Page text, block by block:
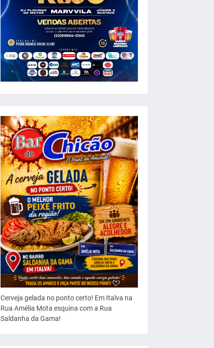
Cerveja gelada no ponto certo! Em Italva na
Rua Amélia Mota esquina com a Rua
Saldanha da Gama!